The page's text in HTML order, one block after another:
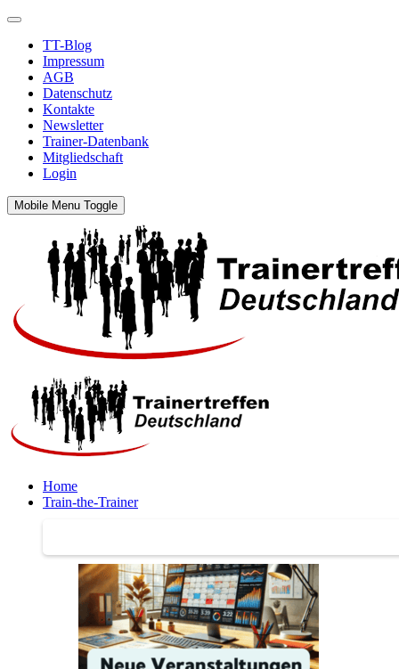
TT-Blog
Impressum
AGB
Datenschutz
Kontakte
Newsletter
Trainer-Datenbank
Mitgliedschaft
Login
Mobile Menu Toggle
Home
Train-the-Trainer